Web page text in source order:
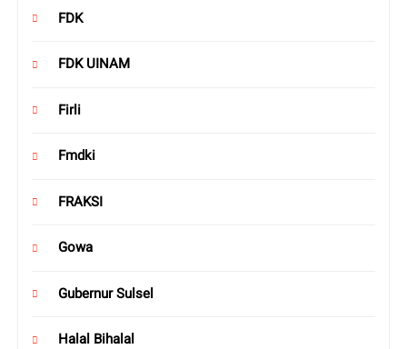
FDK
FDK UINAM
Firli
Fmdki
FRAKSI
Gowa
Gubernur Sulsel
Halal Bihalal